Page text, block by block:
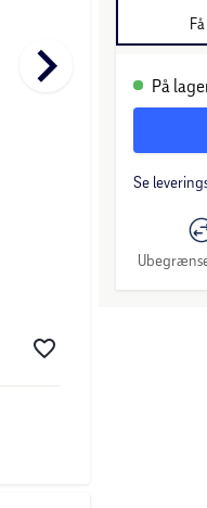
keyboard_arrow_right På
Se